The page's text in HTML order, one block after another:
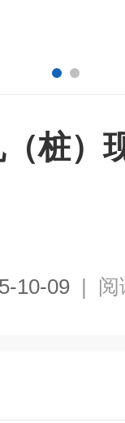
桩）
10-09 | 阅